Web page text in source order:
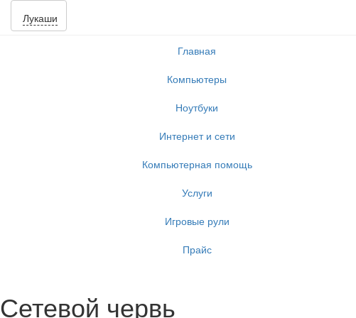
Лукаши
Главная
Компьютеры
Ноутбуки
Интернет и сети
Компьютерная помощь
Услуги
Игровые рули
Прайс
Сетевой червь